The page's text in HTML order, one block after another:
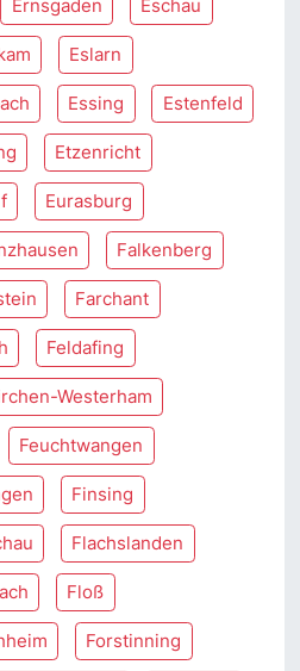
Ernsgaden Eschau
Eslarn
Essing Estenfeld
Etzenricht
Eurasburg
Falkenberg
Farchant
Feldafing
Westerham
Feuchtwangen
Finsing
Flachslanden
Floß
Forstinning